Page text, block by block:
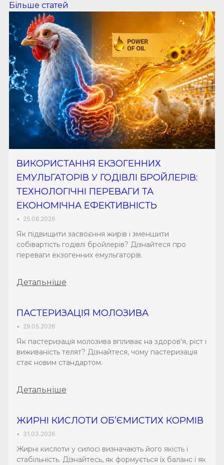
Більше статей
ВИКОРИСТАННЯ ЕКЗОГЕННИХ
ЕМУЛЬГАТОРІВ У ГОДІВЛІ БРОЙЛЕРІВ:
ТЕХНОЛОГІЧНІ ПЕРЕВАГИ ТА
ЕКОНОМІЧНА ЕФЕКТИВНІСТЬ
• 25.06.2026
Як підвищити засвоєння жирів і зменшити
собівартість годівлі бройлерів? Дізнайтеся про
переваги екзогенних емульгаторів.
Детальніше
ПАСТЕРИЗАЦІЯ МОЛОЗИВА
• 29.05.2026
Як пастеризація молозива впливає на здоров'я, ріст і
виживаність телят? Дізнайтеся, чому пастеризація
стає новим стандартом.
Детальніше
ЖИРНІ КИСЛОТИ ОБ’ЄМИСТИХ КОРМІВ
• 31.03.2026
Жирні кислоти у силосі визначають його якість і
стабільність. Дізнайтесь, як формується їх баланс і як